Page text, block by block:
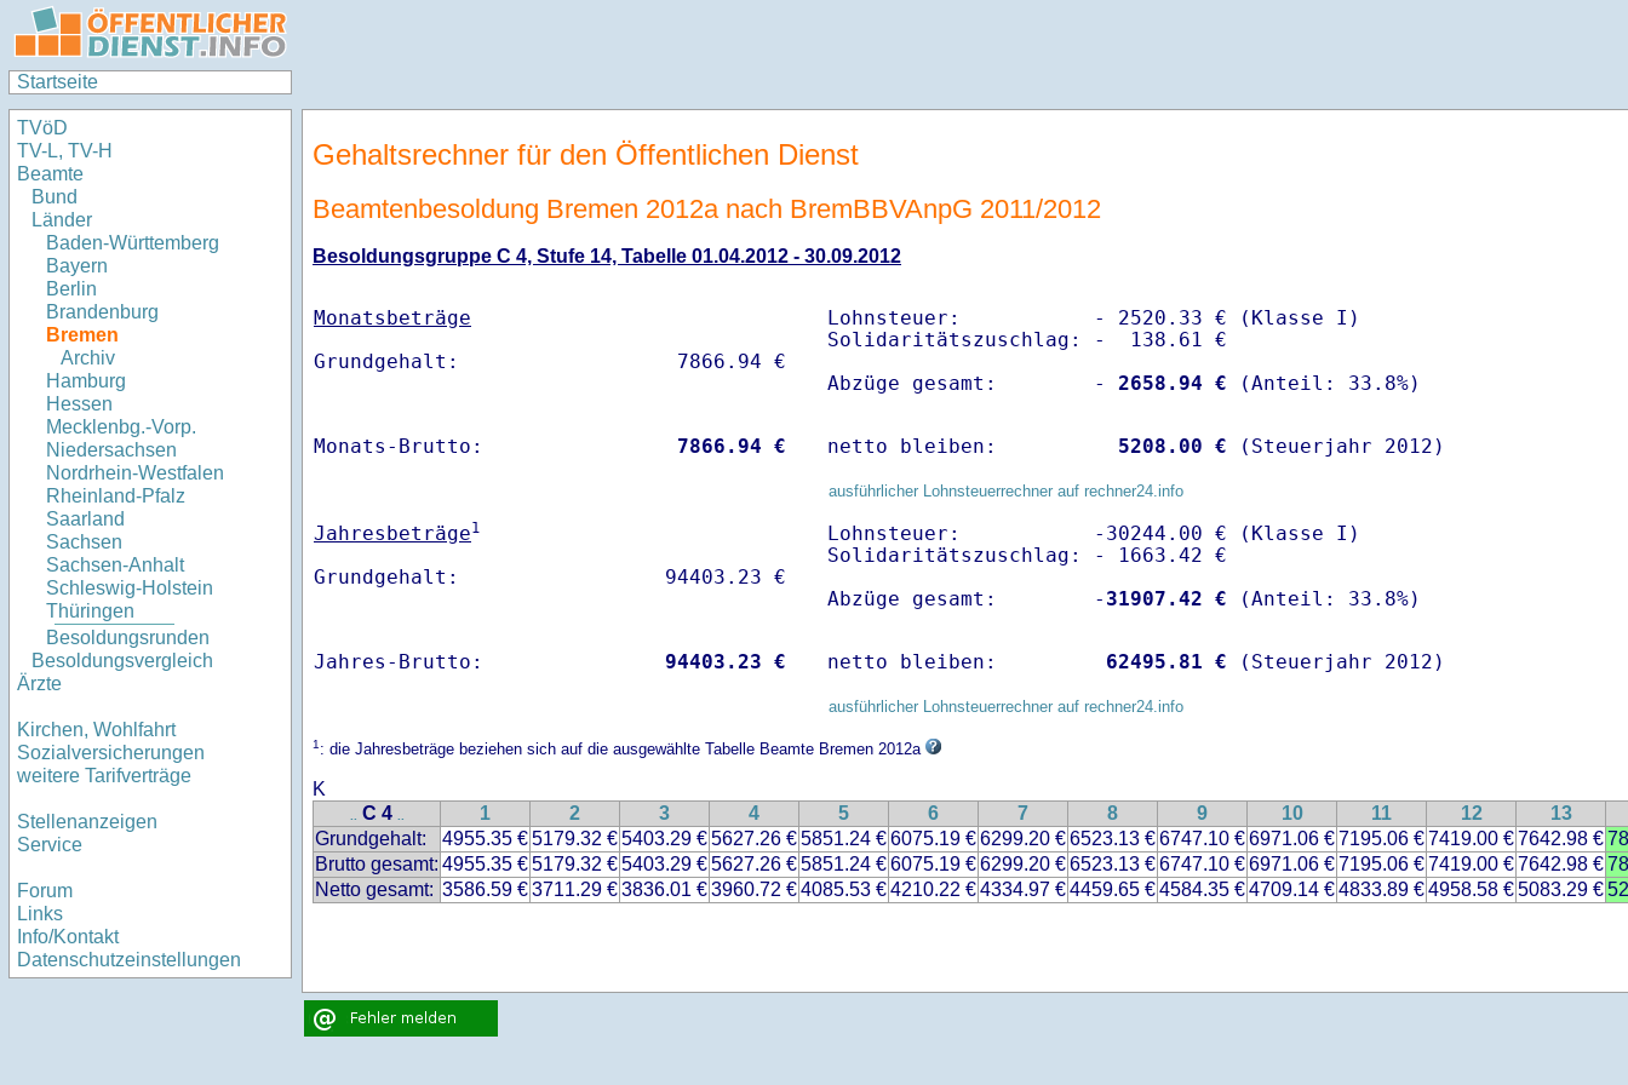
Startseite
TVöD
TV-L, TV-H
Beamte
Bund
Länder
Baden-Württemberg
Bayern
Berlin
Brandenburg
Bremen
Archiv
Hamburg
Hessen
Mecklenbg.-Vorp.
Niedersachsen
Nordrhein-Westfalen
Rheinland-Pfalz
Saarland
Sachsen
Sachsen-Anhalt
Schleswig-Holstein
Thüringen
Besoldungsrunden
Besoldungsvergleich
Ärzte
Kirchen, Wohlfahrt
Sozialversicherungen
weitere Tarifverträge
Stellenanzeigen
Service
Forum
Links
Info/Kontakt
Datenschutzeinstellungen
Gehaltsrechner für den Öffentlichen Dienst
Beamtenbesoldung Bremen 2012a nach BremBBVAnpG 2011/2012
Besoldungsgruppe C 4, Stufe 14, Tabelle 01.04.2012 - 30.09.2012
Monatsbeträge
Lohnsteuer:           - 2520.33 € (Klasse I)
Solidaritätszuschlag: -  138.61 €
Abzüge gesamt:        -
2658.94 €
Monats-Brutto: 7866.94 € netto bleiben: 5208.00 € (Steuerjahr 2012)
ausführlicher Lohnsteuerrechner auf rechner24.info
Jahresbeträge1
Lohnsteuer:           -30244.00 € (Klasse I)
Solidaritätszuschlag: - 1663.42 €
Abzüge gesamt:        - 31907.42 €
Jahres-Brutto: 94403.23 € netto bleiben: 62495.81 € (Steuerjahr 2012)
ausführlicher Lohnsteuerrechner auf rechner24.info
1: die Jahresbeträge beziehen sich auf die ausgewählte Tabelle Beamte Bremen 2012a
K
.. C 4 .. 1 2 3 4 5 6 7 8 9 10 11 12
13
Grundgehalt:
4955.35 €5179.32 €5403.29 €5627.26 €5851.24 €6075.19 €6299.20 €6523.13 €6747.10 €6971.06 €7195.06 €7419.00 €7642.98 €
Brutto gesamt: 4955.35 €5179.32 €5403.29 €5627.26 €5851.24 €6075.19 €6299.20 €6523.13 €6747.10 €6971.06 €7195.06 €7419.00 €7642.98 €
Netto gesamt: 3586.59 €3711.29 €3836.01 €3960.72 €4085.53 €4210.22 €4334.97 €4459.65 €4584.35 €4709.14 €4833.89 €4958.58 €5083.29 €